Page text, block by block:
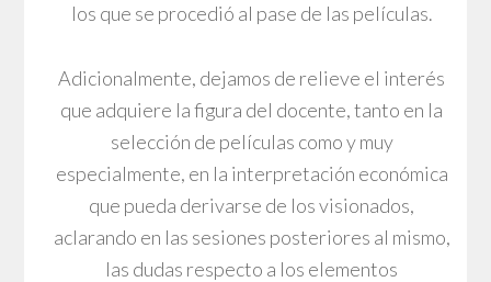
los que se procedió al pase de las películas.
Adicionalmente, dejamos de relieve el interés
que adquiere la figura del docente, tanto en la
selección de películas como y muy
especialmente, en la interpretación económica
que pueda derivarse de los visionados,
aclarando en las sesiones posteriores al mismo,
las dudas respecto a los elementos